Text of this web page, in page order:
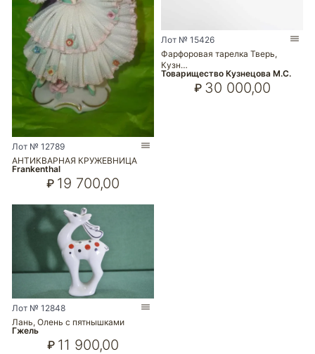
Лот № 12789
АНТИКВАРНАЯ КРУЖЕВНИЦА
Frankenthal
₽ 19 700,00
Лот № 12848
Лань, Олень с пятнышками
Гжель
₽ 11 900,00
Лот № 15426
Фарфоровая тарелка Тверь,
Кузн…
Товарищество Кузнецова М.С.
₽ 30 000,00